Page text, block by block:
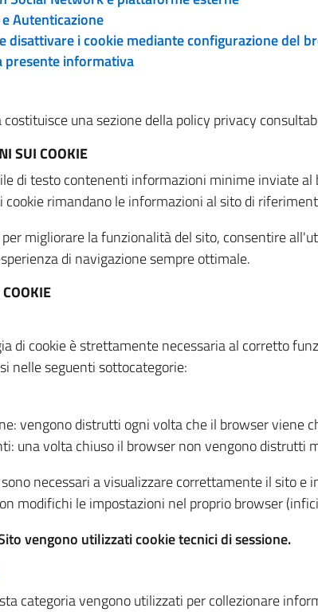
Autenticazione
disattivare i cookie mediante configurazione del
presente informativa
costituisce una sezione della policy privacy
SUI COOKIE
di testo contenenti informazioni minime inviate
cookie rimandano le informazioni al sito di
migliorare la funzionalità del sito, consentire
di navigazione sempre ottimale.
di cookie è strettamente necessaria al corretto
nelle seguenti sottocategorie:
vengono distrutti ogni volta che il browser viene
una volta chiuso il browser non vengono distrutti
necessari a visualizzare correttamente il sito
modifichi le impostazioni nel proprio browser
vengono utilizzati cookie tecnici di sessione.
categoria vengono utilizzati per collezionare